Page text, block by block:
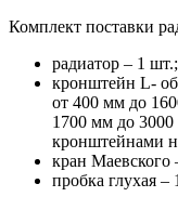
Комплект поставки
радиатор – 1 шт.;
кронштейн L-
от 400 мм до
1700 мм до
кронштейнами
кран Маевского
пробка глухая –